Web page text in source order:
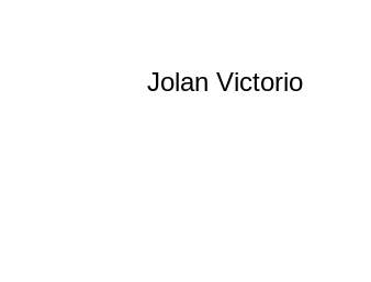
Jolan Victorio